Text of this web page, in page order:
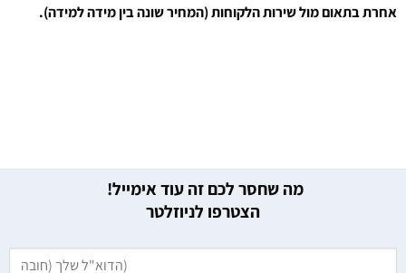
אחרת בתאום מול שירות הלקוחות (המחיר שונה בין מידה למידה).
מה שחסר לכם זה עוד אימייל!
הצטרפו לניוזלטר